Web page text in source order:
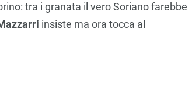
tra i granata il vero Soriano farebbe
insiste ma ora tocca al